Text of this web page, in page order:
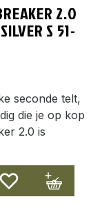
2.0
S 51-
seconde telt,
die je op kop
2.0 is